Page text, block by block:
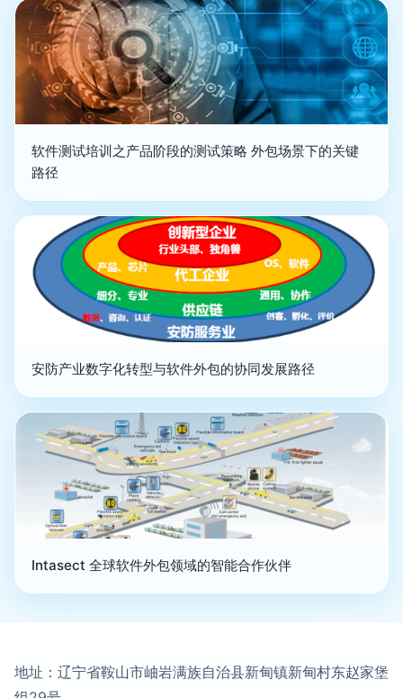
软件测试培训之产品阶段的测试策略 外包场景下的关键
路径
安防产业数字化转型与软件外包的协同发展路径
Intasect 全球软件外包领域的智能合作伙伴
地址：辽宁省鞍山市岫岩满族自治县新甸镇新甸村东赵家堡